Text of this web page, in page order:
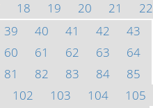
18 19 20 21
22
39 40 41 42
43
60 61 62 63
64
81 82 83 84
85
102 103 104
105